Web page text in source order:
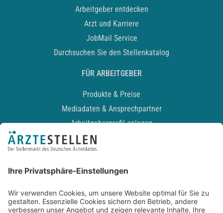
Arbeitgeber entdecken
Arzt und Karriere
JobMail Service
Durchsuchen Sie den Stellenkatalog
FÜR ARBEITGEBER
Produkte & Preise
Mediadaten & Ansprechpartner
Arbeitgeberprofil anlegen
Recruiting-Podcast
Kontakt
Datenschutz